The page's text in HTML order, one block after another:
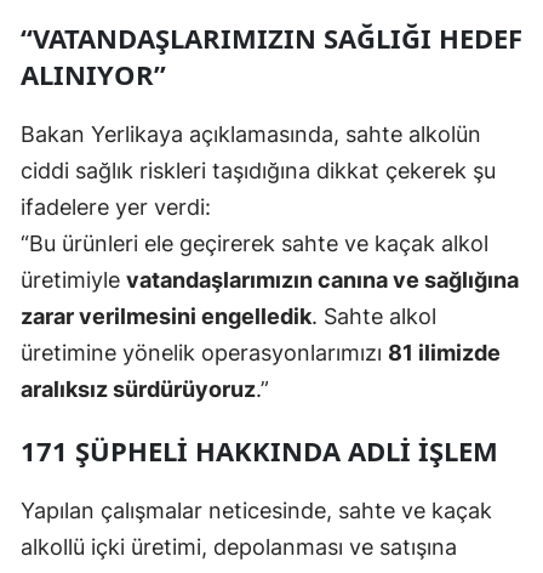
“VATANDAŞLARIMIZIN SAĞLIĞI HEDEF
ALINIYOR”
Bakan Yerlikaya açıklamasında, sahte alkolün
ciddi sağlık riskleri taşıdığına dikkat çekerek şu
ifadelere yer verdi:
“Bu ürünleri ele geçirerek sahte ve kaçak alkol
üretimiyle vatandaşlarımızın canına ve sağlığına
zarar verilmesini engelledik. Sahte alkol
üretimine yönelik operasyonlarımızı 81 ilimizde
aralıksız sürdürüyoruz.”
171 ŞÜPHELI HAKKINDA ADLI İŞLEM
Yapılan çalışmalar neticesinde, sahte ve kaçak
alkollü içki üretimi, depolanması ve satışına